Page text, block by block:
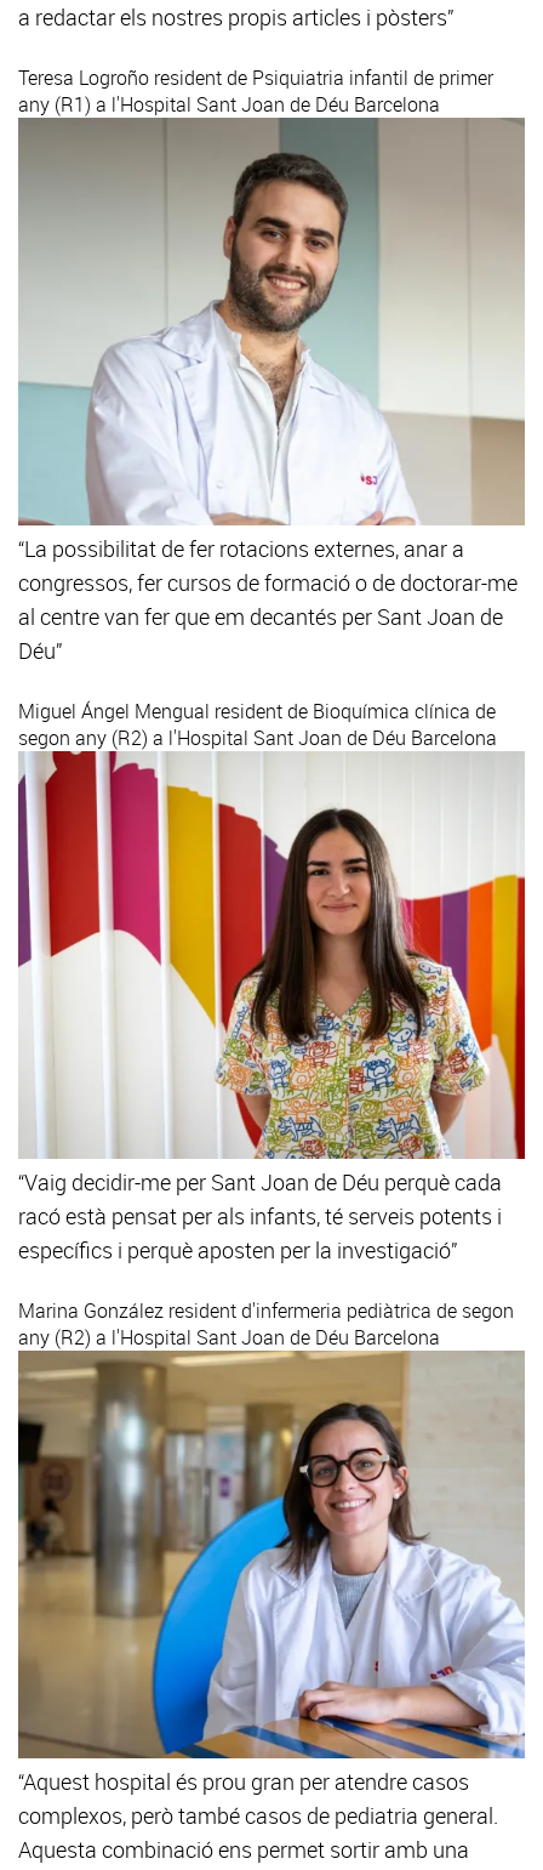
a redactar els nostres propis articles i pòsters”
Teresa Logroño resident de Psiquiatria infantil de primer
any (R1) a l'Hospital Sant Joan de Déu Barcelona
“La possibilitat de fer rotacions externes, anar a
congressos, fer cursos de formació o de doctorar-me
al centre van fer que em decantés per Sant Joan de
Déu”
Miguel Ángel Mengual resident de Bioquímica clínica de
segon any (R2) a l'Hospital Sant Joan de Déu Barcelona
“Vaig decidir-me per Sant Joan de Déu perquè cada
racó està pensat per als infants, té serveis potents i
específics i perquè aposten per la investigació”
Marina González resident d'infermeria pediàtrica de segon
any (R2) a l'Hospital Sant Joan de Déu Barcelona
“Aquest hospital és prou gran per atendre casos
complexos, però també casos de pediatria general.
Aquesta combinació ens permet sortir amb una